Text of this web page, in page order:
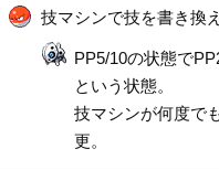
技マシンで技を書き換
PP5/10の状態で
という状態。
技マシンが何度で
更。